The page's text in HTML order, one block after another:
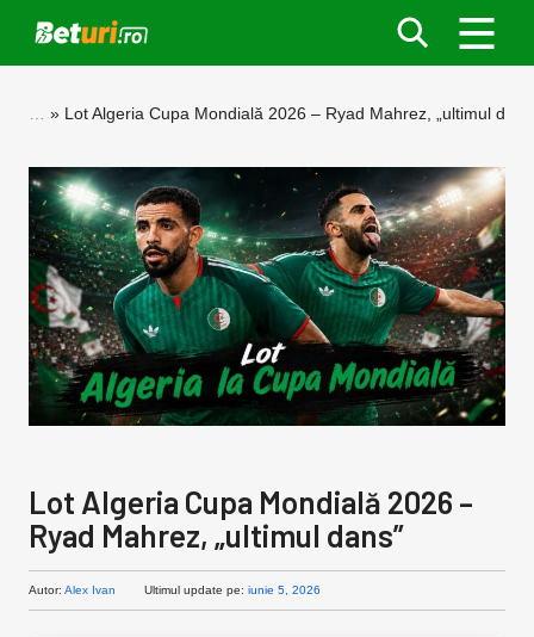
Lot Algeria Cupa Mondială 2026 – Ryad Mahrez, „ultimul
Lot Algeria Cupa Mondială 2026 –
Ryad Mahrez, „ultimul dans”
Autor: Alex Ivan Ultimul update pe: iunie 5, 2026